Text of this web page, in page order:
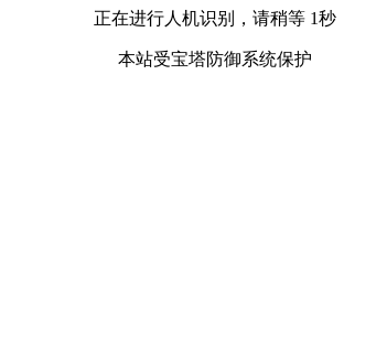
正在进行人机识别，请稍等 1秒
本站受宝塔防御系统保护